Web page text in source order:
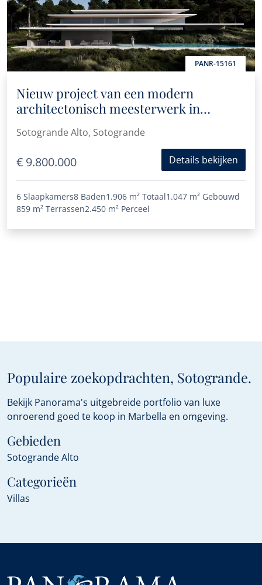
PANR-15161
Nieuw project van een modern
architectonisch meesterwerk in
Sotogrande
Sotogrande Alto, Sotogrande
€ 9.800.000 Details bekijken
6 Slaapkamers8 Baden1.906 m² Totaal1.047 m² Gebouwd
859 m² Terrassen2.450 m² Perceel
Populaire zoekopdrachten, Sotogrande.
Bekijk Panorama's uitgebreide portfolio van luxe
onroerend goed te koop in Marbella en omgeving.
Gebieden
Sotogrande Alto
Categorieën
Villas